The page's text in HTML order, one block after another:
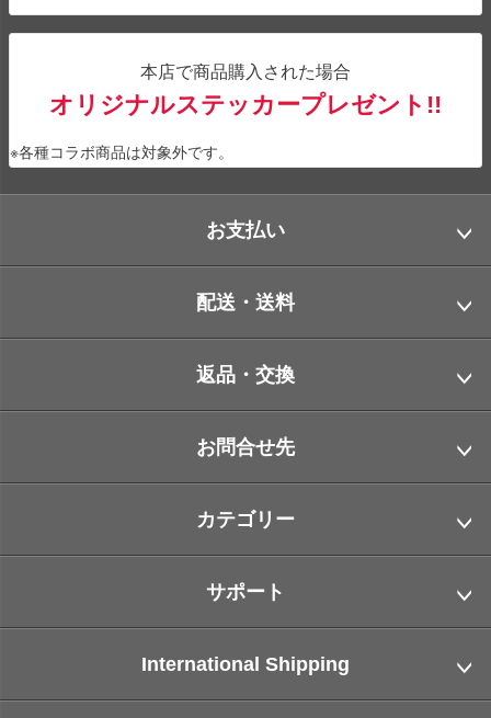
本店で商品購入された場合
オリジナルステッカープレゼント!!
※各種コラボ商品は対象外です。
お支払い
配送・送料
返品・交換
お問合せ先
カテゴリー
サポート
International Shipping